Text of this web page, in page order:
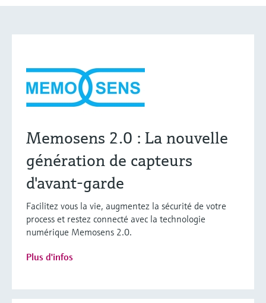
Memosens 2.0 : La nouvelle
génération de capteurs
d'avant-garde
Facilitez vous la vie, augmentez la sécurité de votre
process et restez connecté avec la technologie
numérique Memosens 2.0.
Plus d'infos